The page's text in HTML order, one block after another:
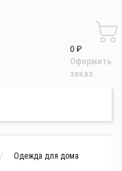
0 ₽
Оформить
заказ
Одежда для дома